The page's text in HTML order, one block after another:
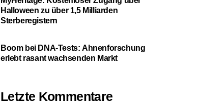
Halloween zu über 1,5 Milliarden
Sterberegistern
Boom bei DNA-Tests: Ahnenforschung
erlebt rasant wachsenden Markt
Letzte Kommentare